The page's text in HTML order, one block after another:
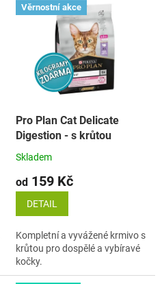
Věrnostní akce
Pro Plan Cat Delicate
Digestion - s krůtou
Skladem
od 159 Kč
DETAIL
Kompletní a vyvážené krmivo s
krůtou pro dospělé a vybíravé
kočky.